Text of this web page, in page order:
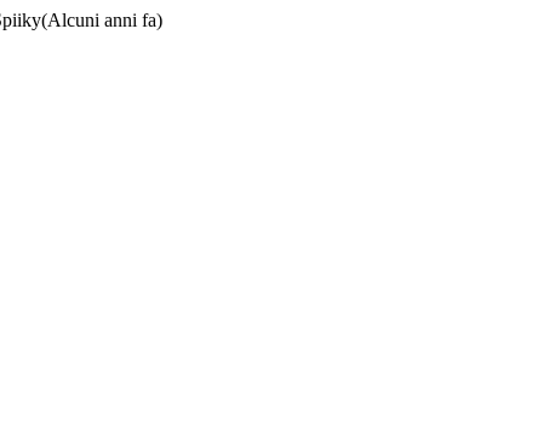
(Alcuni anni fa)